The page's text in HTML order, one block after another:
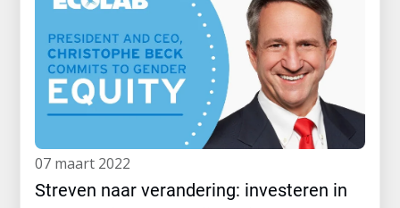
07 maart 2022
Streven naar verandering: investeren in